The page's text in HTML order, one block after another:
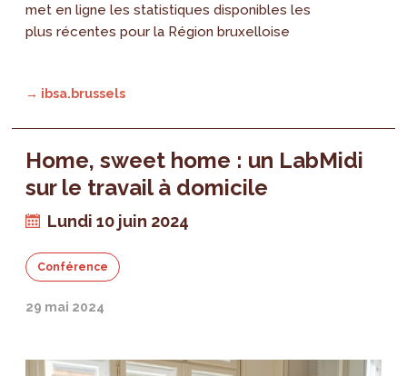
met en ligne les statistiques disponibles les
plus récentes pour la Région bruxelloise
→ ibsa.brussels
Home, sweet home : un LabMidi
sur le travail à domicile
Lundi 10 juin 2024
Conférence
29 mai 2024